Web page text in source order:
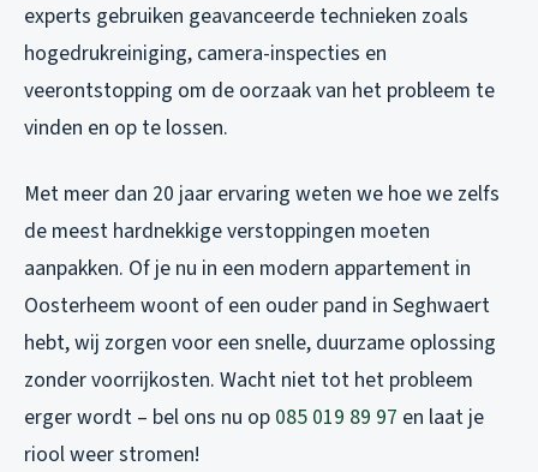
experts gebruiken geavanceerde technieken zoals
hogedrukreiniging, camera-inspecties en
veerontstopping om de oorzaak van het probleem te
vinden en op te lossen.
Met meer dan 20 jaar ervaring weten we hoe we zelfs
de meest hardnekkige verstoppingen moeten
aanpakken. Of je nu in een modern appartement in
Oosterheem woont of een ouder pand in Seghwaert
hebt, wij zorgen voor een snelle, duurzame oplossing
zonder voorrijkosten. Wacht niet tot het probleem
erger wordt – bel ons nu op 085 019 89 97 en laat je
riool weer stromen!